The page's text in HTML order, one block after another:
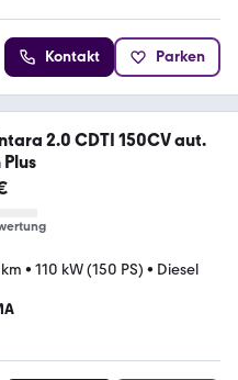
Kontakt Parken
2.0 CDTI 150CV aut.
• 110 kW (150 PS) • Diesel